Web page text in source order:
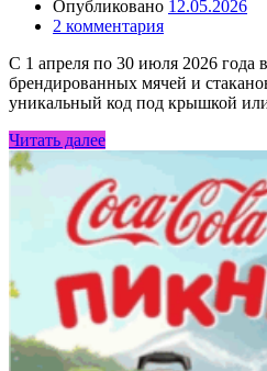
Опубликовано 12.05.2026
2 комментария
С 1 апреля по 30 июля 2026 года
брендированных мячей и
уникальный код под крышкой
Читать далее